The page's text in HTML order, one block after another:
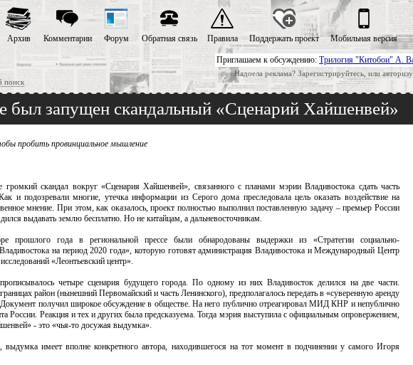
Приглашаем к обсуждению: Трилогия "Китобои" А.
Надоела реклама? Зарегистрируйтесь, или
поиск
Архив Комментарии Форум Обратная связь Правила Поддержать проект Мобильная версия
был запущен скандальный «Сценарий Хайшенвей»
пробить провинциальное мышление
скандал вокруг «Сценария Хайшенвей», связанного с планами мэрии Владивостока сдать часть
и подозревали многие, утечка информации из Серого дома преследовала цель оказать воздействие на
мнение. При этом, как оказалось, проект полностью выполнил поставленную задачу – премьер России
выдавать землю бесплатно. Но не китайцам, а дальневосточникам.
прошлого года в региональной прессе были обнародованы выдержки из «Стратегии социально-
на период 2020 года», которую готовят администрация Владивостока и Международный Центр
«Леонтьевский центр».
четыре сценария будущего города. По одному из них Владивосток делился на две части.
район (нынешний Первомайский и часть Ленинского), предполагалось передать в «суверенную аренду
получил широкое обсуждение в обществе. На него публично отреагировал МИД КНР и непублично
России. Реакция и тех и других была предсказуема. Тогда мэрия выступила с официальным опровержением,
- это «чья-то досужая выдумка».
выдумка имеет вполне конкретного автора, находившегося на тот момент в подчинении у самого Игоря